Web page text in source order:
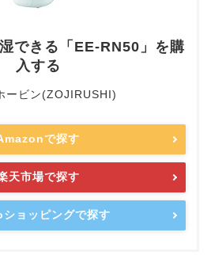
できる「EE-RN50」を購
入する
ービン(ZOJIRUSHI)
で探す
天市場で探す
ョッピングで探す